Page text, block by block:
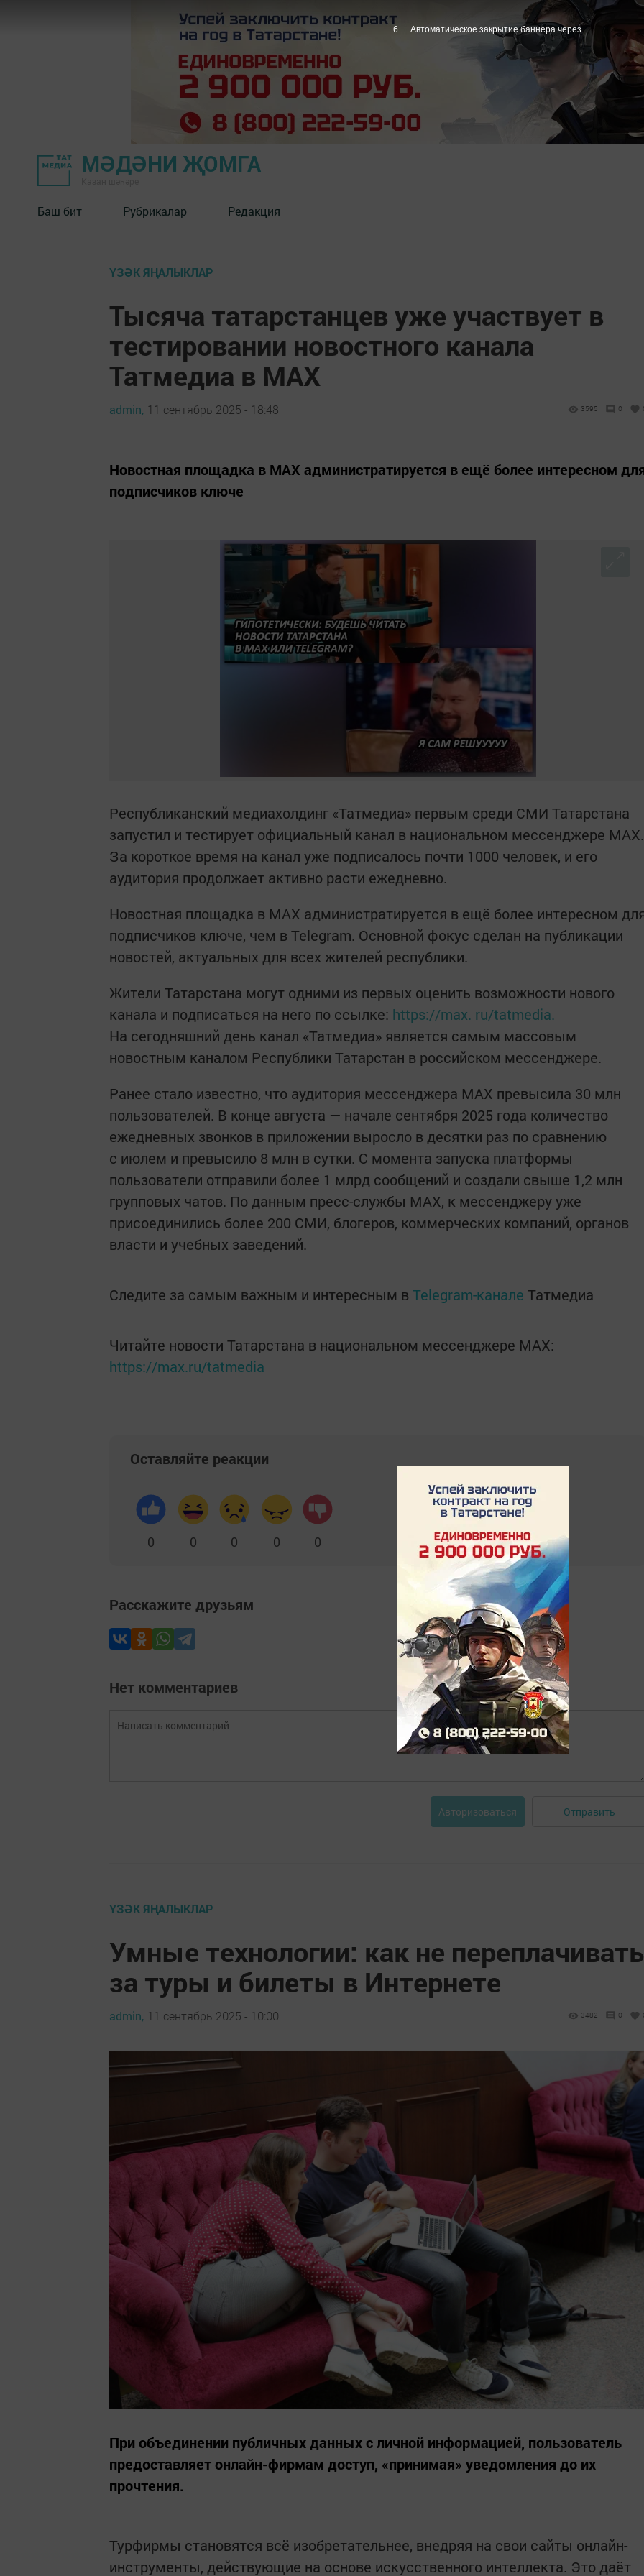
МӘДӘНИ ҖОМГА
Баш бит Рубрикалар Редакция
ҮЗӘК ЯҢАЛЫКЛАР
Тысяча татарстанцев уже участвует в
тестировании новостного канала
Татмедиа в MAX
admin, 11 сентябрь 2025 - 18:48 3595 0
Новостная площадка в MAX администратируется в ещё более интересном
подписчиков ключе
Республиканский медиахолдинг «Татмедиа» первым среди СМИ Татарстана
запустил и тестирует официальный канал в национальном мессенджере MAX.
За короткое время на канал уже подписалось почти 1000 человек, и его
аудитория продолжает активно расти ежедневно.
Новостная площадка в MAX администратируется в ещё более интересном
подписчиков ключе, чем в Telegram. Основной фокус сделан на публикации
новостей, актуальных для всех жителей республики.
Жители Татарстана могут одними из первых оценить возможности нового
канала и подписаться на него по ссылке: https://max. ru/tatmedia.
На сегодняшний день канал «Татмедиа» является самым массовым
новостным каналом Республики Татарстан в российском мессенджере.
Ранее стало известно, что аудитория мессенджера MAX превысила 30 млн
пользователей. В конце августа — начале сентября 2025 года количество
ежедневных звонков в приложении выросло в десятки раз по сравнению
с июлем и превысило 8 млн в сутки. С момента запуска платформы
пользователи отправили более 1 млрд сообщений и создали свыше 1,2 млн
групповых чатов. По данным пресс-службы MAX, к мессенджеру уже
присоединились более 200 СМИ, блогеров, коммерческих компаний, органов
власти и учебных заведений.
Следите за самым важным и интересным в Telegram-канале Татмедиа
Читайте новости Татарстана в национальном мессенджере MАХ:
https://max.ru/tatmedia
Оставляйте реакции
0 0 0 0 0
Расскажите друзьям
Нет комментариев
Авторизоваться Отправить
ҮЗӘК ЯҢАЛЫКЛАР
Умные технологии: как не переплачивать
за туры и билеты в Интернете
admin, 11 сентябрь 2025 - 10:00 3482 0
При объединении публичных данных с личной информацией, пользователь
предоставляет онлайн-фирмам доступ, «принимая» уведомления до их
прочтения.
Турфирмы становятся всё изобретательнее, внедряя на свои сайты онлайн-
инструменты, действующие на основе искусственного интеллекта. Это даёт
5 Автоматическое закрытие баннера через